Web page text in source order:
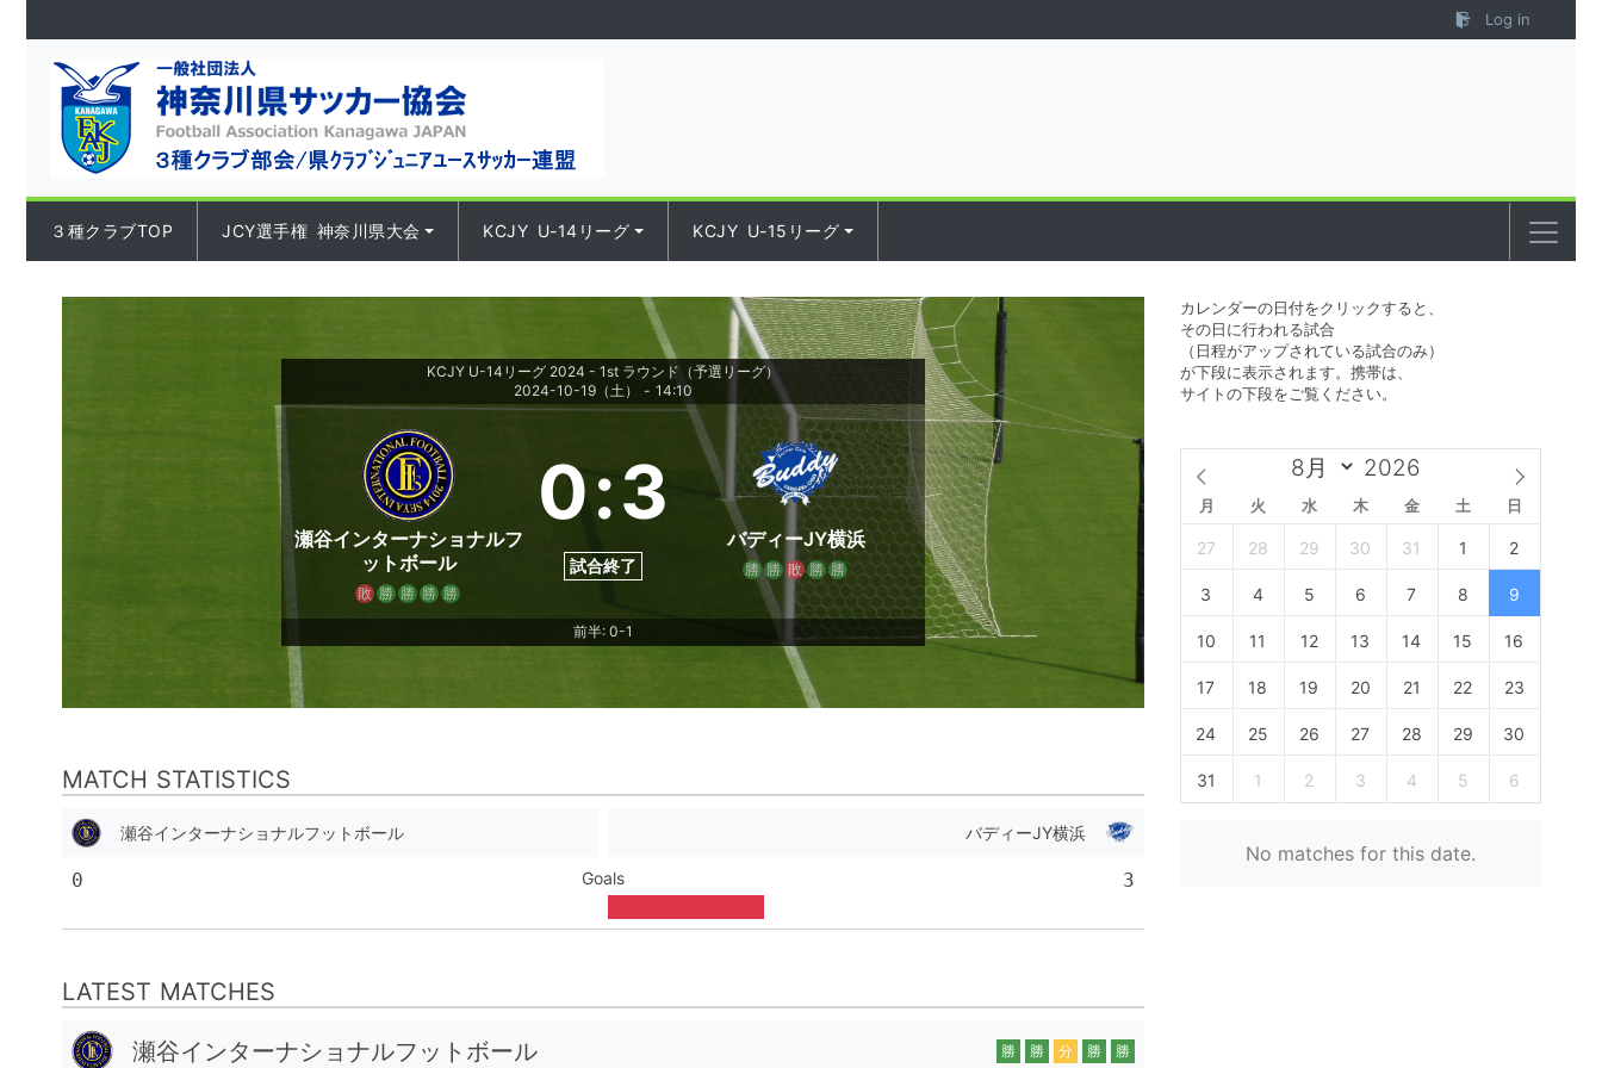
Log in
３種クラブTOP JCY選手権 神奈川県大会 KCJY U-14リーグ KCJY U-15リーグ
KCJY U-14リーグ 2024 - 1st ラウンド（予選リーグ）
2024-10-19（土）
- 14:10
瀬谷インターナショナルフ
ットボール
敗 勝 勝 勝 勝
0:3
試合終了
バディーJY横浜
勝 勝 敗 勝 勝
前半: 0-1
MATCH STATISTICS
瀬谷インターナショナルフットボール バディーJY横浜
0 Goals 3
LATEST MATCHES
瀬谷インターナショナルフットボール 勝 勝 分 勝 勝
カレンダーの日付をクリックすると、
その日に行われる試合
（日程がアップされている試合のみ）
が下段に表示されます。携帯は、
サイトの下段をご覧ください。
月 火 水 木 金 土 日
27 28 29 30 31 1 2
3 4 5 6 7 8 9
10 11 12 13 14 15 16
17 18 19 20 21 22 23
24 25 26 27 28 29 30
31 1 2 3 4 5 6
No matches for this date.